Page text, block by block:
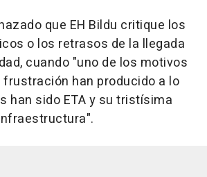
que EH Bildu critique los
o los retrasos de la llegada
cuando "uno de los motivos
han producido a lo
han sido ETA y su tristísima